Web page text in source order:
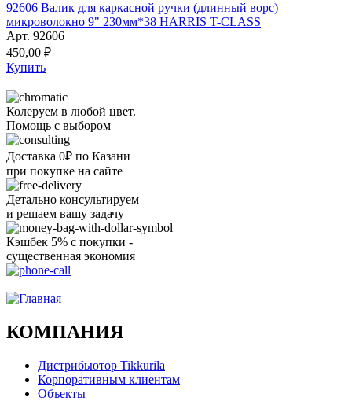
92606 Валик для каркасной ручки (длинный ворс)
микроволокно 9" 230мм*38 HARRIS T-CLASS
Арт. 92606
450,00 ₽
Купить
Колеруем в любой цвет.
Помощь с выбором
Доставка 0₽ по Казани
при покупке на сайте
Детально консультируем
и решаем вашу задачу
Кэшбек 5% с покупки -
существенная экономия
КОМПАНИЯ
Дистрибьютор Tikkurila
Корпоративным клиентам
Объекты